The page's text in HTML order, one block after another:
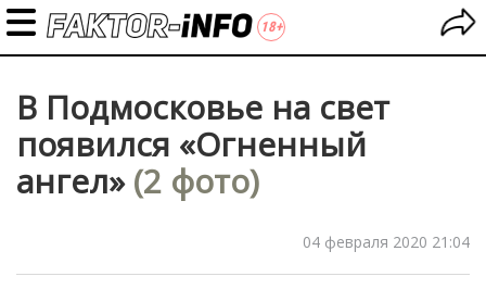
В Подмосковье на свет
появился «Огненный
ангел»(2 фото)
04 февраля 2020 21:04